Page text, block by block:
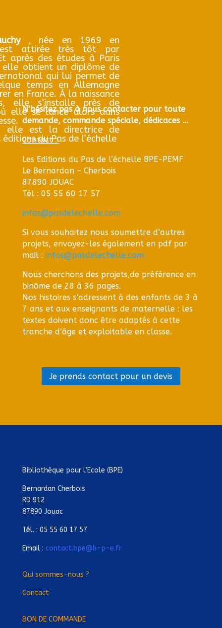
, née en 1969 en
est attirée très tôt par
après des études à Paris
elle obtient un diplôme de
qui lui permet de
temps en Allemagne
en France. À la naissance
elle s’installe près de
elle se lance alors dans
elle est la directrice de
du Pas de l’échelle
N’hésitez pas à nous contacter pour toute
demande, commande spéciale, dédicaces …
Contact :
Les Editions du Pas de l’échelle BPE-PEMF
Le Bernardan – Cherbois
87890 JOUAC
Tél : 05 55 60 17 57
infos@pasdelechelle.com
Si vous souhaitez nous soumettre d’autres
projets, envoyez-les également en pdf par
mail : infos@pasdelechelle.com
Nous cherchons des projets,de préférence en
binôme de 28 à 36 pages.
Nos histoires s’adressent à des enfants de 3 à
7 ans et aux enseignants de maternelle : les
textes doivent donc être adaptés à cette
tranche d’âge et exploitable en classe.
Je prends contact pour un devis
Bibliothèque pour l’Ecole (BPE)
Bernardan Cherbois
RD 912
87890 Jouac
Tél. : 05 55 60 17 57
Email : contact.bpe@b-p-e.fr
Qui sommes-nous ?
Contact
BON DE COMMANDE